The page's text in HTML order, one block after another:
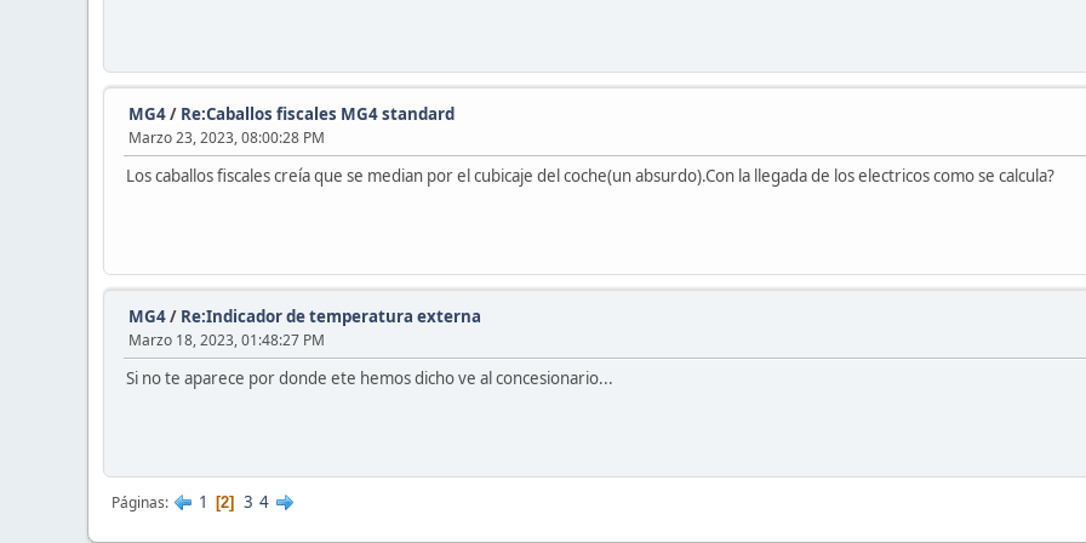
MG4/ Re:Caballos fiscales MG4 standard
Marzo 23, 2023, 08:00:28 PM
Los caballos fiscales creía que se median por el cubicaje del coche(un absurdo).Con la llegada de los electricos como se calcula?
MG4/ Re:Indicador de temperatura externa
Marzo 18, 2023, 01:48:27 PM
Si no te aparece por donde ete hemos dicho ve al concesionario...
Páginas 1 2 3 4